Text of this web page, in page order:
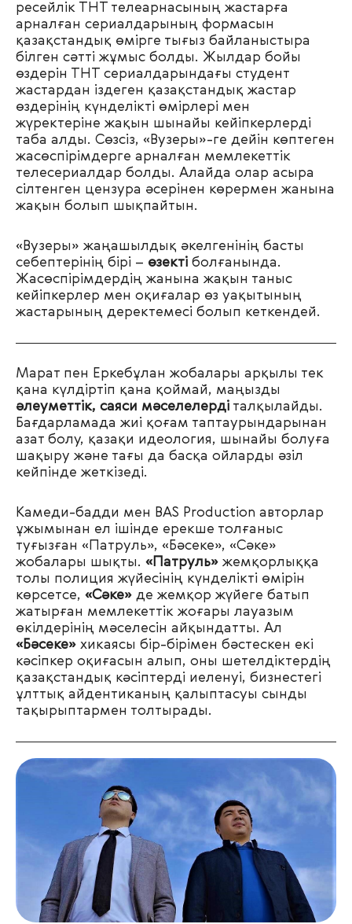
ресейлік ТНТ телеарнасының жастарға
арналған сериалдарының формасын
қазақстандық өмірге тығыз байланыстыра
білген сәтті жұмыс болды. Жылдар бойы
өздерін ТНТ сериалдарындағы студент
жастардан іздеген қазақстандық жастар
өздерінің күнделікті өмірлері мен
жүректеріне жақын шынайы кейіпкерлерді
таба алды. Сөзсіз, «Вузеры»-ге дейін көптеген
жасөспірімдерге арналған мемлекеттік
телесериалдар болды. Алайда олар асыра
сілтенген цензура әсерінен көрермен жанына
жақын болып шықпайтын.
«Вузеры» жаңашылдық әкелгенінің басты
себептерінің бірі – өзекті болғанында.
Жасөспірімдердің жанына жақын таныс
кейіпкерлер мен оқиғалар өз уақытының
жастарының деректемесі болып кеткендей.
Марат пен Еркебұлан жобалары арқылы тек
қана күлдіртіп қана қоймай, маңызды
әлеуметтік, саяси мәселелерді талқылайды.
Бағдарламада жиі қоғам таптаурындарынан
азат болу, қазақи идеология, шынайы болуға
шақыру және тағы да басқа ойларды әзіл
кейпінде жеткізеді.
Камеди-бадди мен BAS Production авторлар
ұжымынан ел ішінде ерекше толғаныс
туғызған «Патруль», «Бәсеке», «Сәке»
жобалары шықты. «Патруль» жемқорлыққа
толы полиция жүйесінің күнделікті өмірін
көрсетсе, «Сәке» де жемқор жүйеге батып
жатырған мемлекеттік жоғары лауазым
өкілдерінің мәселесін айқындатты. Ал
«Бәсеке» хикаясы бір-бірімен бәстескен екі
кәсіпкер оқиғасын алып, оны шетелдіктердің
қазақстандық кәсіптерді иеленуі, бизнестегі
ұлттық айдентиканың қалыптасуы сынды
тақырыптармен толтырады.